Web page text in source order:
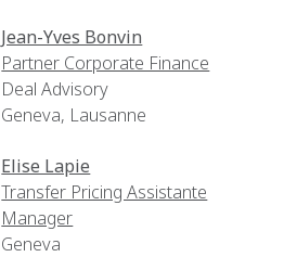
Jean-Yves Bonvin
Partner Corporate Finance
Deal Advisory
Geneva, Lausanne
Elise Lapie
Transfer Pricing Assistante
Manager
Geneva